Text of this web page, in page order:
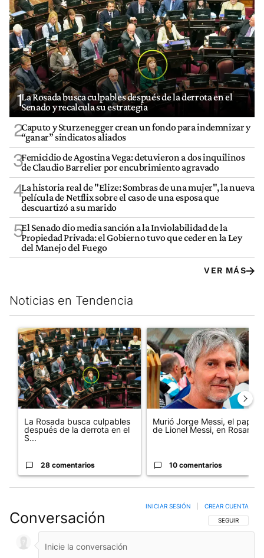
1La Rosada busca culpables después de la derrota en el
Senado y recalcula su estrategia
2Caputo y Sturzenegger crean un fondo para indemnizar y
“ganar” sindicatos aliados
3Femicidio de Agostina Vega: detuvieron a dos inquilinos
de Claudio Barrelier por encubrimiento agravado
4La historia real de "Elize: Sombras de una mujer", la nueva
película de Netflix sobre el caso de una esposa que
descuartizó a su marido
5El Senado dio media sanción a la Inviolabilidad de la
Propiedad Privada: el Gobierno tuvo que ceder en la Ley
del Manejo del Fuego
VER MÁS
Noticias en Tendencia
Este listado muestra los artículos con más comentarios en los
Un artículo de tendencia con el título "La Rosada busca
La Rosada busca culpables
después de la derrota en el
S...
28 comentarios
Un artículo de tendencia con
Murió Jorge Messi, el papá
de Lionel Messi, en Rosario
10 comentarios
Conversación SIGA ESTA
SEGUIR
INICIAR SESIÓN CREAR CUENTA